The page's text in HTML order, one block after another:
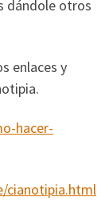
dándole otros
enlaces y
hacer-
cianotipia.html